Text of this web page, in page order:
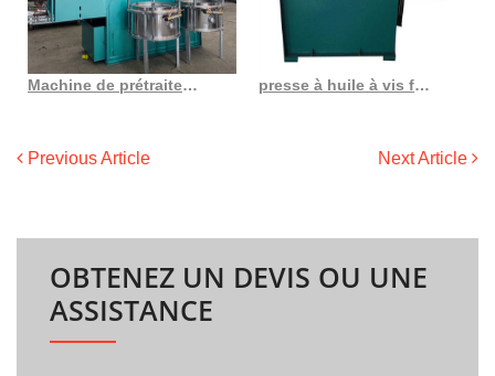
Machine de prétraitement et de pressage de l’huile de coton au Togo presse à huile à vis fournisseurs et fabricants de presse à huile à vis au Burkina Faso
Previous Article Next Article
OBTENEZ UN DEVIS OU UNE
ASSISTANCE